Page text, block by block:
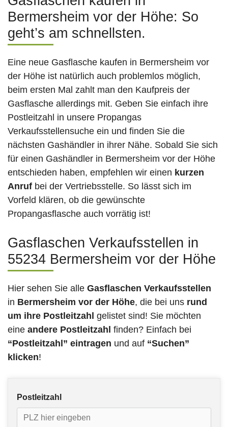
Bermersheim vor der Höhe: So
geht’s am schnellsten.
Eine neue Gasflasche kaufen in Bermersheim vor
der Höhe ist natürlich auch problemlos möglich,
beim ersten Mal zahlt man den Kaufpreis der
Gasflasche allerdings mit. Geben Sie einfach ihre
Postleitzahl in unsere Propangas
Verkaufsstellensuche ein und finden Sie die
nächsten Gashändler in ihrer Nähe. Sobald Sie sich
für einen Gashändler in Bermersheim vor der Höhe
entschieden haben, empfehlen wir einen kurzen
Anruf bei der Vertriebsstelle. So lässt sich im
Vorfeld klären, ob die gewünschte
Propangasflasche auch vorrätig ist!
Gasflaschen Verkaufsstellen in
55234 Bermersheim vor der Höhe
Hier sehen Sie alle Gasflaschen Verkaufsstellen
in Bermersheim vor der Höhe, die bei uns rund
um ihre Postleitzahl gelistet sind! Sie möchten
eine andere Postleitzahl finden? Einfach bei
“Postleitzahl” eintragen und auf “Suchen”
klicken!
Postleitzahl